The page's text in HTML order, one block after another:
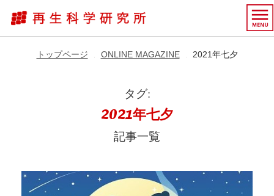
トップページ ONLINE MAGAZINE 2021年七夕
タグ:
2021年七夕
記事一覧